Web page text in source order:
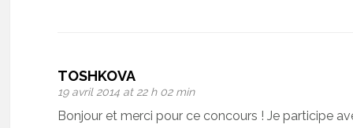
TOSHKOVA
19 avril 2014 at 22 h 02 min
Bonjour et merci pour ce concours ! Je participe